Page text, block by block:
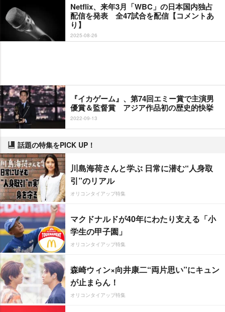
Netflix、来年3月「WBC」の日本国内独占
配信を発表 全47試合を配信【コメントあ
り】
2025-08-26
『イカゲーム』、第74回エミー賞で主演男
優賞＆監督賞 アジア作品初の歴史的快挙
2022-09-13
話題の特集をPICK UP！
川島海荷さんと学ぶ 日常に潜む“人身取
引”のリアル
オリコンタイアップ特集
マクドナルドが40年にわたり支える「小
学生の甲子園」
オリコンタイアップ特集
森崎ウィン×向井康二“両片思い”にキュン
が止まらん！
オリコンタイアップ特集